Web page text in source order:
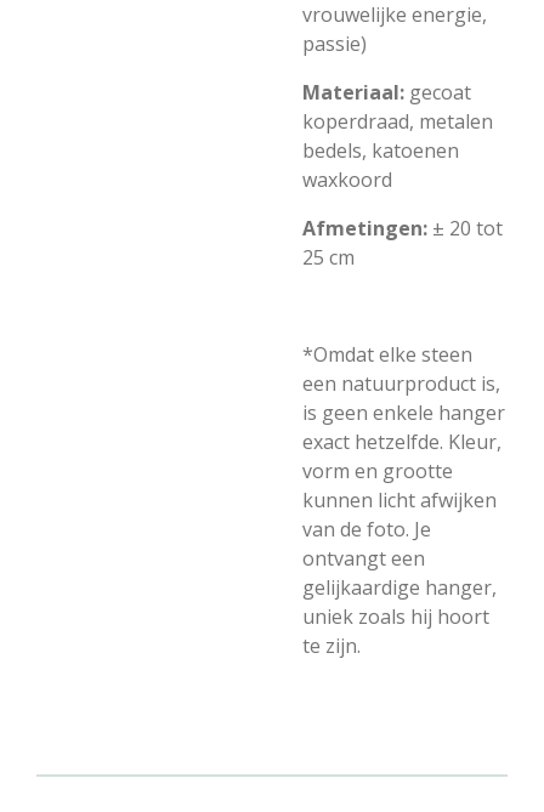
vrouwelijke energie,
passie)
Materiaal: gecoat
koperdraad, metalen
bedels, katoenen
waxkoord
Afmetingen: ± 20 tot
25 cm
*Omdat elke steen
een natuurproduct is,
is geen enkele hanger
exact hetzelfde. Kleur,
vorm en grootte
kunnen licht afwijken
van de foto. Je
ontvangt een
gelijkaardige hanger,
uniek zoals hij hoort
te zijn.